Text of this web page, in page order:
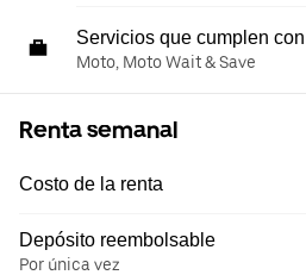
Servicios que cumplen
Moto, Moto Wait & Save
Renta semanal
Costo de la renta
Depósito reembolsable
Por única vez